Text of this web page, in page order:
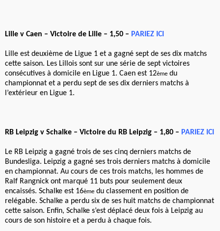
Lille v Caen – Victoire de Lille – 1,50 – PARIEZ ICI
Lille est deuxième de Ligue 1 et a gagné sept de ses dix matchs
cette saison. Les Lillois sont sur une série de sept victoires
consécutives à domicile en Ligue 1. Caen est 12ème du
championnat et a perdu sept de ses dix derniers matchs à
l’extérieur en Ligue 1.
RB Leipzig v Schalke – Victoire du RB Leipzig – 1,80 – PARIEZ ICI
Le RB Leipzig a gagné trois de ses cinq derniers matchs de
Bundesliga. Leipzig a gagné ses trois derniers matchs à domicile
en championnat. Au cours de ces trois matchs, les hommes de
Ralf Rangnick ont marqué 11 buts pour seulement deux
encaissés. Schalke est 16ème du classement en position de
relégable. Schalke a perdu six de ses huit matchs de championnat
cette saison. Enfin, Schalke s’est déplacé deux fois à Leipzig au
cours de son histoire et a perdu à chaque fois.